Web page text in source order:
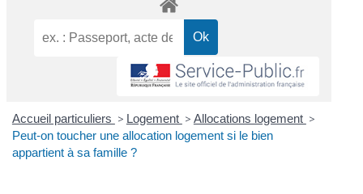
Accueil particuliers > Logement > Allocations logement >
Peut-on toucher une allocation logement si le bien
appartient à sa famille ?